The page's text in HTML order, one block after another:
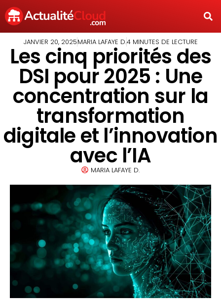
JANVIER 20, 2025MARIA LAFAYE D.4 MINUTES DE LECTURE
Les cinq priorités des
DSI pour 2025 : Une
concentration sur la
transformation
digitale et l’innovation
avec l’IA
MARIA LAFAYE D.